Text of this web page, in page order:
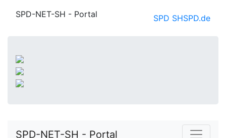
SPD-NET-SH - Portal SPD SHSPD.de
SPD-NET-SH - Portal